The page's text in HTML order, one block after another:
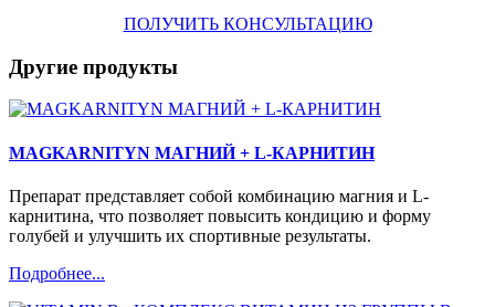
ПОЛУЧИТЬ КОНСУЛЬТАЦИЮ
Другие продукты
MAGKARNITYN МАГНИЙ + L-КАРНИТИН
Препарат представляет собой комбинацию магния и L-
карнитина, что позволяет повысить кондицию и форму
голубей и улучшить их спортивные результаты.
Подробнее...